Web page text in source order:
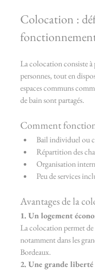
Colocation :
La colocation consiste à
personnes, tout en
espaces communs
de bain sont partagés.
Comment
Bail individuel ou
Répartition des
Organisation
Peu de services
Avantages de la
1. Un logement
La colocation permet
notamment dans les
Bordeaux.
2. Une grande liberté